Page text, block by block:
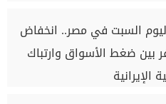
السبت في مصر.. انخفاض
بين ضغط الأسواق وارتباك
الإيرانية